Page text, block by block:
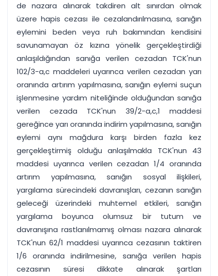
de nazara alınarak takdiren alt sınırdan olmak
üzere hapis cezası ile cezalandırılmasına, sanığın
eylemini beden veya ruh bakımından kendisini
savunamayan öz kızına yönelik gerçekleştirdiği
anlaşıldığından sanığa verilen cezadan TCK'nun
102/3-a,c maddeleri uyarınca verilen cezadan yarı
oranında artırım yapılmasına, sanığın eylemi suçun
işlenmesine yardım niteliğinde olduğundan sanığa
verilen cezada TCK'nun 39/2-a,c,1 maddesi
gereğince yarı oranında indirim yapılmasına, sanığın
eylemi aynı mağdura karşı birden fazla kez
gerçekleştirmiş olduğu anlaşılmakla TCK'nun 43
maddesi uyarınca verilen cezadan 1/4 oranında
artırım yapılmasına, sanığın sosyal ilişkileri,
yargılama sürecindeki davranışları, cezanın sanığın
geleceği üzerindeki muhtemel etkileri, sanığın
yargılama boyunca olumsuz bir tutum ve
davranışına rastlanılmamış olması nazara alınarak
TCK'nun 62/1 maddesi uyarınca cezasının taktiren
1/6 oranında indirilmesine, sanığa verilen hapis
cezasının süresi dikkate alınarak şartları